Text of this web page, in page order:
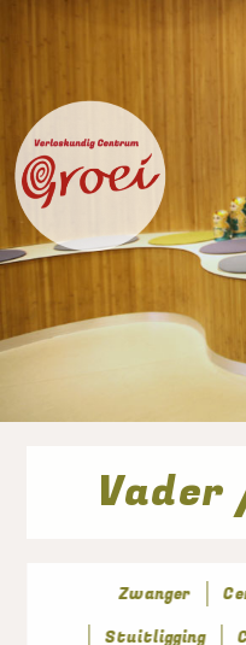
Zwanger
Stuitligging